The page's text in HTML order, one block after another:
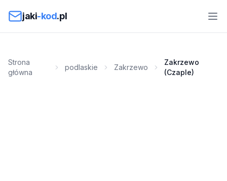
jaki-kod.pl
Strona
główna
podlaskie Zakrzewo
Zakrzewo
(Czaple)